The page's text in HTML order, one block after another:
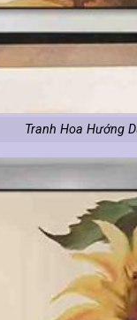
Tranh Hoa Hướng